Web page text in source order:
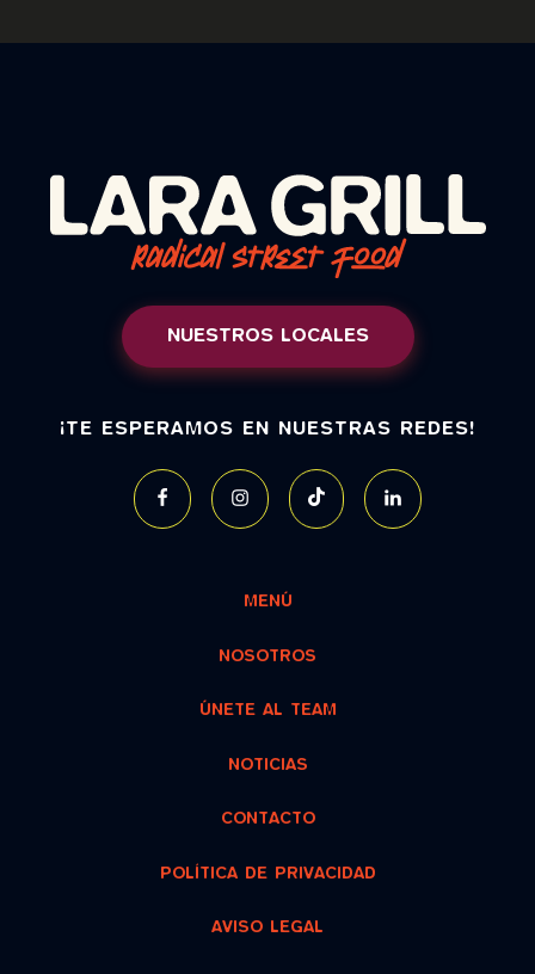
NUESTROS LOCALES
¡TE ESPERAMOS EN NUESTRAS REDES!
MENÚ
NOSOTROS
ÚNETE AL TEAM
NOTICIAS
CONTACTO
POLÍTICA DE PRIVACIDAD
AVISO LEGAL